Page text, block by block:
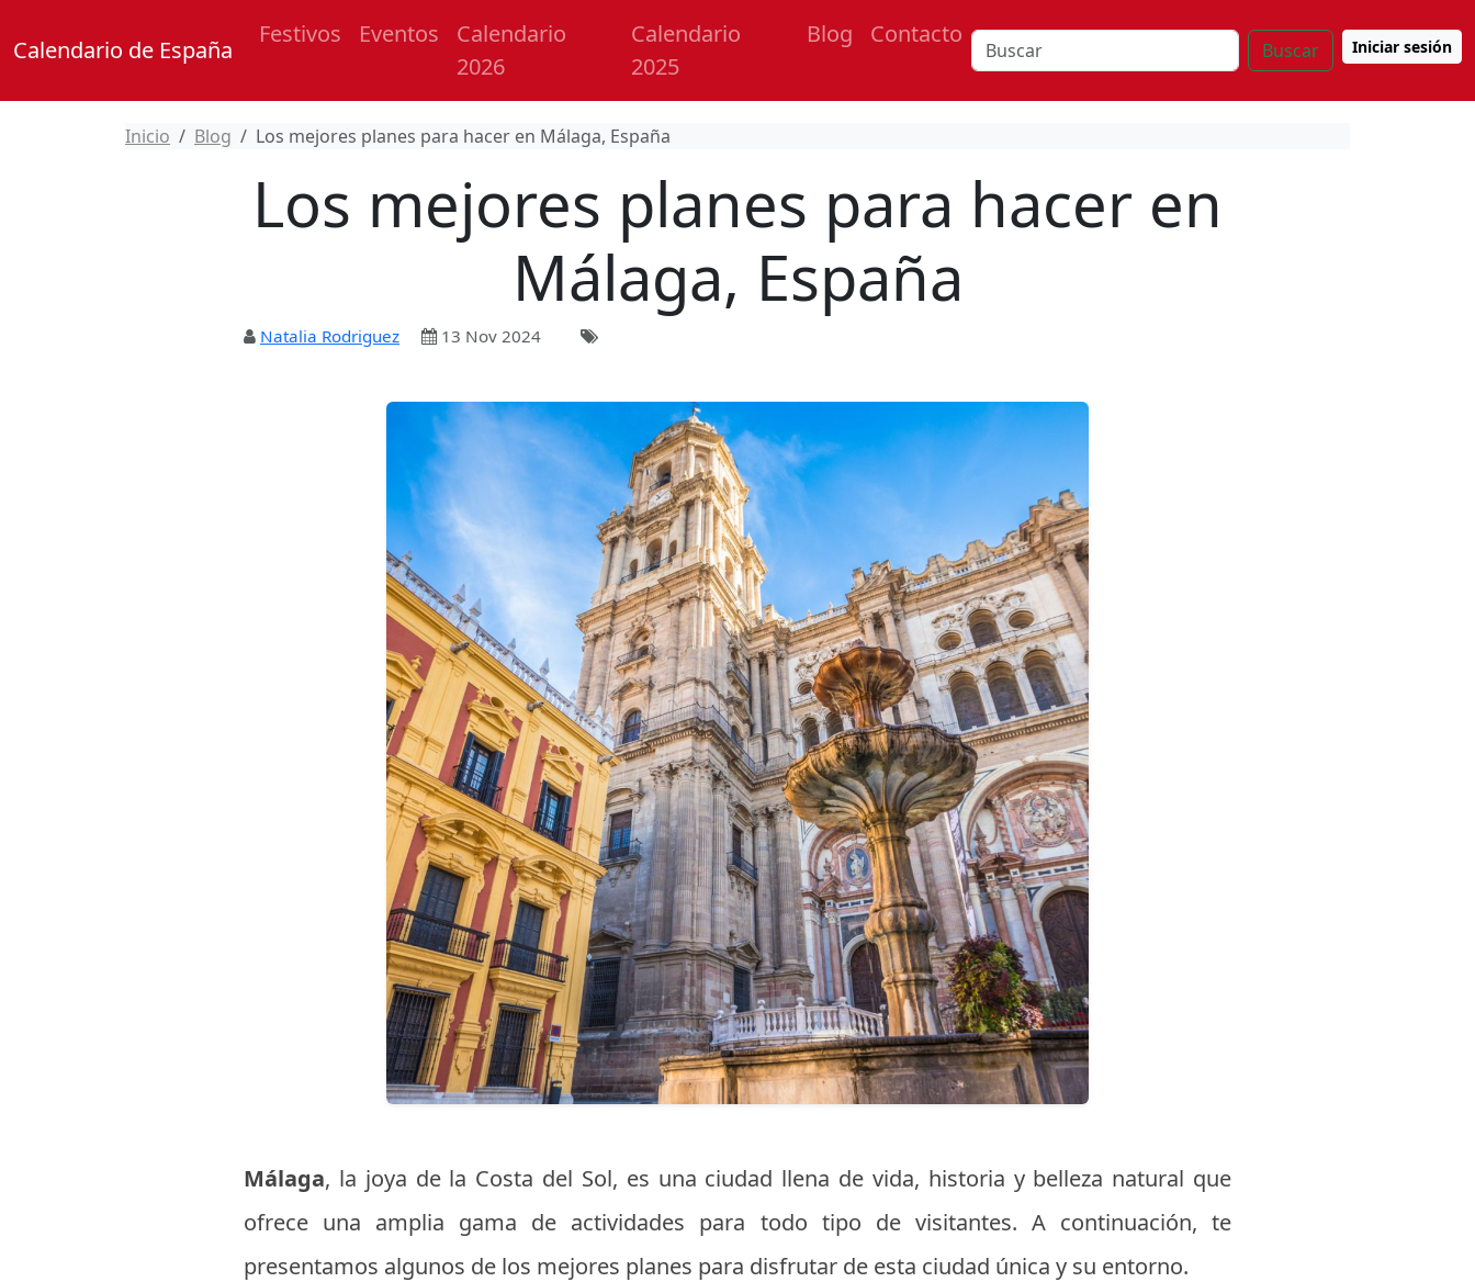
Calendario de España
Festivos Eventos
Calendario
2026
Calendario
2025
Blog Contacto
Buscar Iniciar sesión
Inicio Blog Los mejores planes para hacer en Málaga, España
Los mejores planes para hacer en
Málaga, España
Natalia Rodriguez 13 Nov 2024
Málaga, la joya de la Costa del Sol, es una ciudad llena de vida, historia y belleza natural que
ofrece una amplia gama de actividades para todo tipo de visitantes. A continuación, te
presentamos algunos de los mejores planes para disfrutar de esta ciudad única y su entorno.